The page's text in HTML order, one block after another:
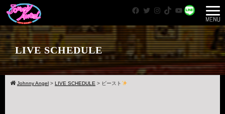
Facebook
Twitter
Instagram
TikTok
YouTube
WhatsApp
LIVE SCHEDULE
Johnny Angel > LIVE SCHEDULE > ビースト